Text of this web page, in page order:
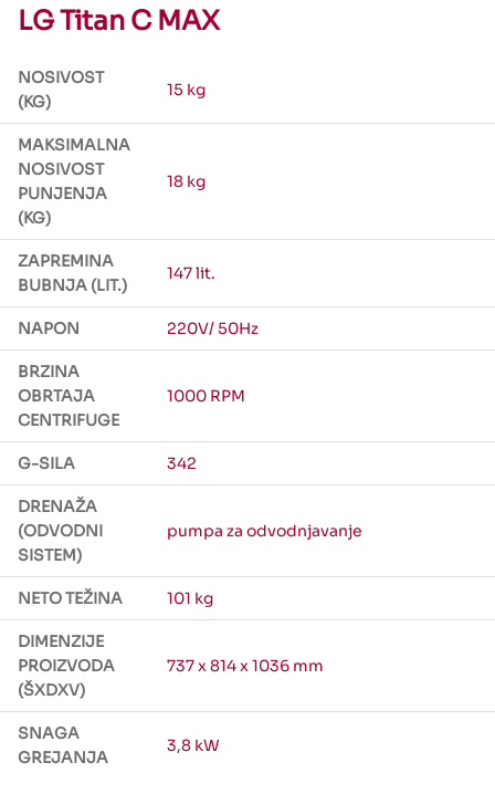
LG Titan C MAX
NOSIVOST
(KG)
15 kg
MAKSIMALNA
NOSIVOST
PUNJENJA
(KG)
18 kg
ZAPREMINA
BUBNJA (LIT.)
147 lit.
NAPON 220V/ 50Hz
BRZINA
OBRTAJA
CENTRIFUGE
1000 RPM
G-SILA 342
DRENAŽA
(ODVODNI
SISTEM)
pumpa za odvodnjavanje
NETO TEŽINA 101 kg
DIMENZIJE
PROIZVODA
(ŠXDXV)
737 x 814 x 1036 mm
SNAGA
GREJANJA
3,8 kW